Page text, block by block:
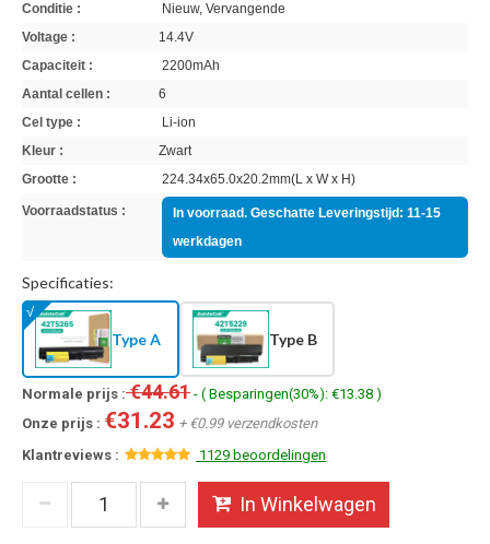
Conditie :
Nieuw, Vervangende
Voltage :
14.4V
Capaciteit :
2200mAh
Aantal cellen :
6
Cel type :
Li-ion
Kleur :
Zwart
Grootte :
224.34x65.0x20.2mm(L x W x H)
Voorraadstatus :
In voorraad. Geschatte Leveringstijd: 11-15
werkdagen
Specificaties:
Type A Type B
Normale prijs :€44.61 - ( Besparingen(30%): €13.38 )
Onze prijs : €31.23 + €0.99 verzendkosten
Klantreviews :
1129 beoordelingen
In Winkelwagen